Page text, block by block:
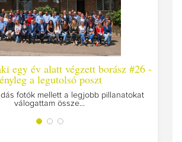
végzett borász #26 -
poszt
a legjobb pillanatokat
össze...
Így lesz valaki